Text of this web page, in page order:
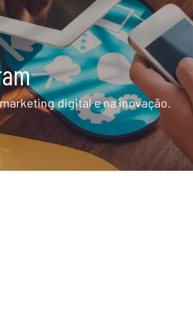
digital e na inovação.